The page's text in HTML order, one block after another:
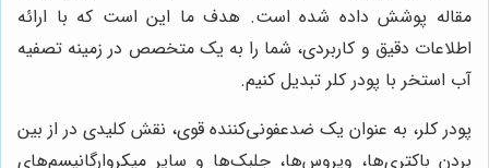
مقاله پوشش داده شده است. هدف ما این است که با ارائه
اطلاعات دقیق و کاربردی، شما را به یک متخصص در زمینه تصفیه
آب استخر با پودر کلر تبدیل کنیم.
پودر کلر، به عنوان یک ضدعفونی‌کننده قوی، نقش کلیدی در از بین
بردن باکتری‌ها، ویروس‌ها، جلبک‌ها و سایر میکروارگانیسم‌های